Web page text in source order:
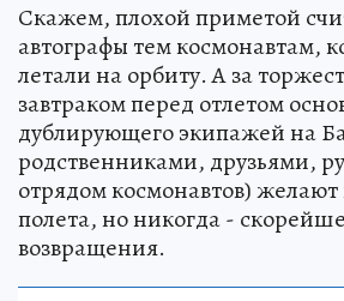
Скажем, плохой приметой
автографы тем космонавтам,
летали на орбиту. А за
завтраком перед отлетом
дублирующего экипажей на
родственниками, друзьями,
отрядом космонавтов)
полета, но никогда -
возвращения.